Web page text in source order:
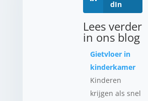
dIn
Lees verder
in ons blog
Gietvloer in
kinderkamer
Kinderen
krijgen als snel